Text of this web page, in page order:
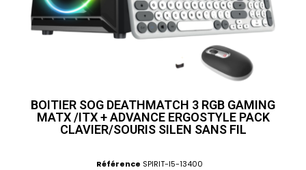
BOITIER SOG DEATHMATCH 3 RGB GAMING
MATX /ITX + ADVANCE ERGOSTYLE PACK
CLAVIER/SOURIS SILEN SANS FIL
Référence SPIRIT-I5-13400